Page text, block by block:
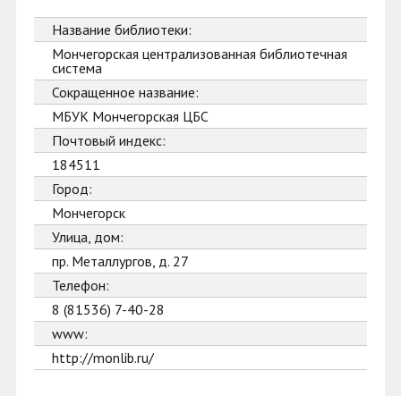
Название библиотеки:
Мончегорская централизованная библиотечная
система
Сокращенное название:
МБУК Мончегорская ЦБС
Почтовый индекс:
184511
Город:
Мончегорск
Улица, дом:
пр. Металлургов, д. 27
Телефон:
8 (81536) 7-40-28
www:
http://monlib.ru/